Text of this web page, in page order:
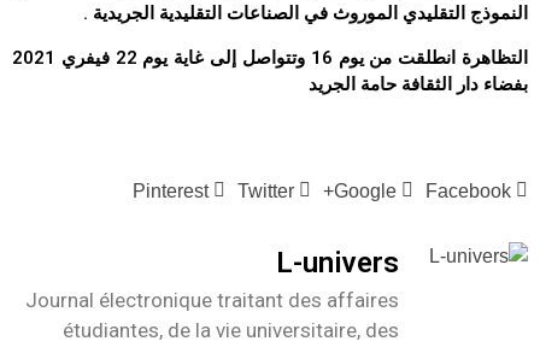
النموذج التقليدي الموروث في الصناعات التقليدية الجريدية .
التظاهرة انطلقت من يوم 16 وتتواصل إلى غاية يوم 22 فيفري 2021
بفضاء دار الثقافة حامة الجريد
Facebook
Google+
Twitter
Pinterest
L-univers
Journal électronique traitant des affaires
étudiantes, de la vie universitaire, des